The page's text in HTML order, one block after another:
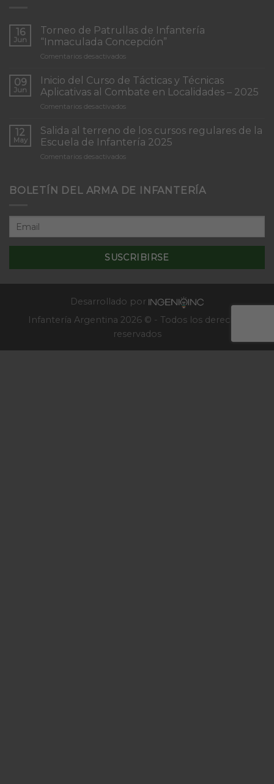
16
Jun
Torneo de Patrullas de Infantería
“Inmaculada Concepción”
Comentarios desactivados
Patrullas
de
Infantería
Concepción”
09
Jun
Inicio del Curso de Tácticas y Técnicas
Aplicativas al Combate en Localidades – 2025
Comentarios desactivados
del
Curso
de
Tácticas
Aplicativas
12
May
Salida al terreno de los cursos regulares de la
Escuela de Infantería 2025
Comentarios desactivados
terreno
cursos
de
Escuela
de
BOLETÍN DEL ARMA DE INFANTERÍA
Desarrollado por
Infantería Argentina 2026 © - Todos los derechos
reservados